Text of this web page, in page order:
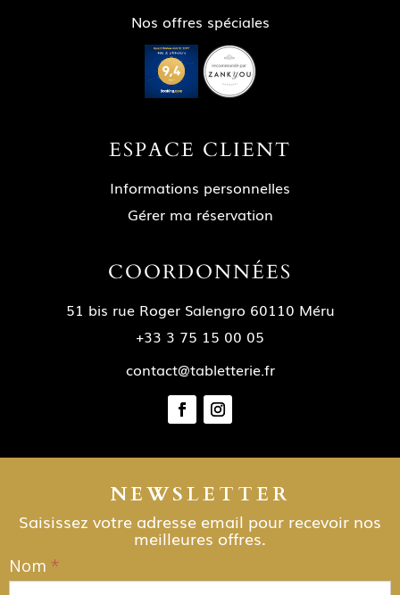
Nos offres spéciales
ESPACE CLIENT
Informations personnelles
Gérer ma réservation
COORDONNÉES
51 bis rue Roger Salengro 60110 Méru
+33 3 75 15 00 05
contact@tabletterie.fr
NEWSLETTER
Saisissez votre adresse email pour recevoir nos
meilleures offres.
NEWSLETTER
Nom *